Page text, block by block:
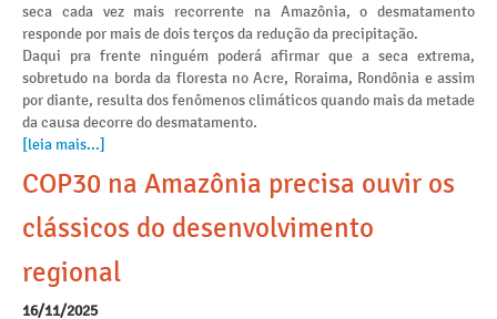
seca cada vez mais recorrente na Amazônia, o desmatamento
responde por mais de dois terços da redução da precipitação.
Daqui pra frente ninguém poderá afirmar que a seca extrema,
sobretudo na borda da floresta no Acre, Roraima, Rondônia e assim
por diante, resulta dos fenômenos climáticos quando mais da metade
da causa decorre do desmatamento.
[leia mais...]
COP30 na Amazônia precisa ouvir os
clássicos do desenvolvimento
regional
16/11/2025